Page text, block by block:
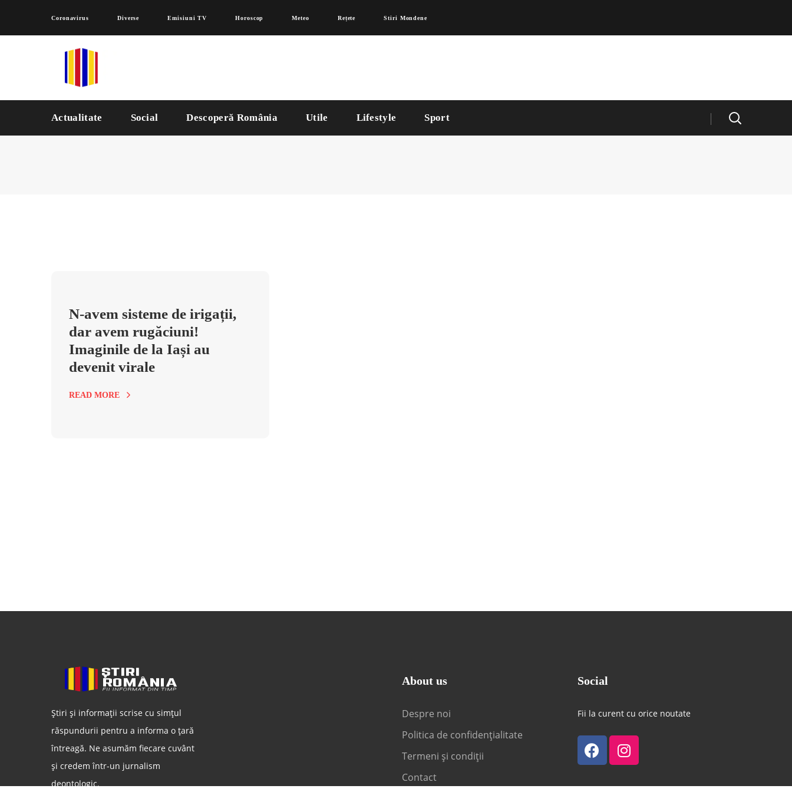
Coronavirus Diverse Emisiuni TV Horoscop Meteo Rețete Stiri Mondene
Actualitate Social Descoperă România Utile Lifestyle Sport
N-avem sisteme de irigații,
dar avem rugăciuni!
Imaginile de la Iași au
devenit virale
READ MORE
Știri și informații scrise cu simțul
răspundurii pentru a informa o țară
întreagă. Ne asumăm fiecare cuvânt
și credem într-un jurnalism
deontologic.
About us
Despre noi
Politica de confidențialitate
Termeni și condiții
Contact
Social
Fii la curent cu orice noutate